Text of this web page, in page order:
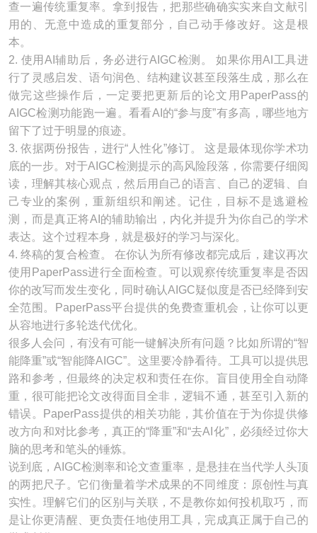
查一遍传统重复率。拿到报告，把那些确确实实来自文献引
用的、无意中造成的重复部分，自己动手修改好。这是根
本。
2. 使用AI辅助后，务必进行AIGC检测。 如果你用AI工具进
行了灵感启发、语句润色、结构建议甚至段落生成，那么在
做完这些操作后，一定要把更新后的论文用PaperPass的
AIGC检测功能跑一遍。看看AI的“参与度”有多高，哪些地方
留下了过于明显的痕迹。
3. 依据两份报告，进行“人性化”修订。 这是最体现你学术功
底的一步。对于AIGC检测提示的高风险段落，你需要仔细阅
读，理解其核心观点，然后用自己的语言、自己的逻辑、自
己专业的案例，重新组织和阐述。记住，目标不是逃避检
测，而是真正将AI的辅助输出，内化并提升为你自己的学术
表达。这个过程本身，就是极好的学习与深化。
4. 终稿的复合检查。 在你认为所有修改都完成后，建议再次
使用PaperPass进行全面检查。可以观察传统重复率是否因
你的改写而发生变化，同时确认AIGC疑似度是否已经降到安
全范围。PaperPass平台提供的免费查重机会，让你可以更
从容地进行多轮迭代优化。
很多人会问，有没有可能一键解决所有问题？比如所谓的“智
能降重”或“智能降AIGC”。这里要冷静看待。工具可以提供思
路和参考，但最终的决定权和责任在你。盲目使用全自动降
重，很可能把论文改得面目全非，逻辑不通，甚至引入新的
错误。PaperPass提供的相关功能，其价值在于为你提供修
改方向和对比参考，真正的“降重”和“去AI化”，必须经过你大
脑的思考和笔头的锤炼。
说到底，AIGC检测率和论文查重率，是悬挂在当代学人头顶
的两把尺子。它们衡量着学术成果的不同维度：原创性与真
实性。理解它们的区别与关联，不是教你如何投机取巧，而
是让你更清醒、更负责任地使用工具，完成真正属于自己的